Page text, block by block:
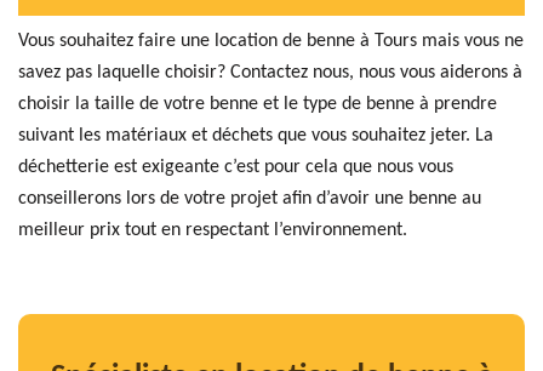
Vous souhaitez faire une location de benne à Tours mais vous ne
savez pas laquelle choisir? Contactez nous, nous vous aiderons à
choisir la taille de votre benne et le type de benne à prendre
suivant les matériaux et déchets que vous souhaitez jeter. La
déchetterie est exigeante c’est pour cela que nous vous
conseillerons lors de votre projet afin d’avoir une benne au
meilleur prix tout en respectant l’environnement.